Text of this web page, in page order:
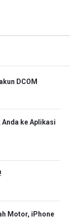
DCOM
ke Aplikasi
Motor, iPhone